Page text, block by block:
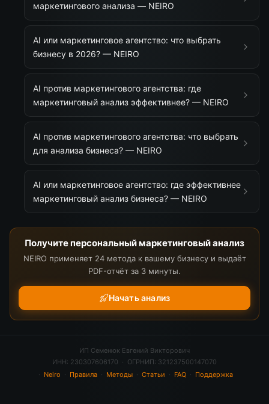
маркетингового анализа — NEIRO
AI или маркетинговое агентство: что выбрать
бизнесу в 2026? — NEIRO
AI против маркетингового агентства: где
маркетинговый анализ эффективнее? — NEIRO
AI против маркетингового агентства: что выбрать
для анализа бизнеса? — NEIRO
AI или маркетинговое агентство: где эффективнее
маркетинговый анализ бизнеса? — NEIRO
Получите персональный маркетинговый анализ
NEIRO применяет 24 метода к вашему бизнесу и выдаёт
PDF-отчёт за 3 минуты.
Начать анализ
ИП Семенюк Евгений Викторович
ИНН: 230307606170 · ОГРНИП: 321237500147070
· Neiro · Правила· Методы· Статьи · FAQ· Поддержка